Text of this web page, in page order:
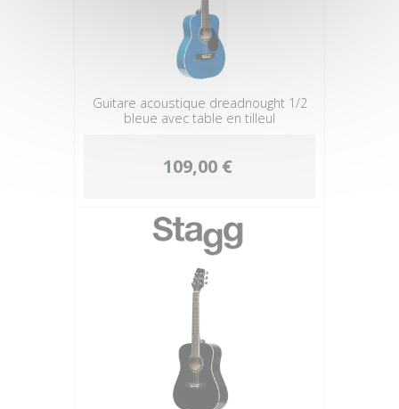
Guitare acoustique dreadnought 1/2
bleue avec table en tilleul
109,00 €